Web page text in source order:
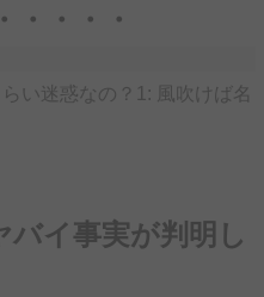
・・・
い迷惑なの？1: 風吹けば名
イ事実が判明し